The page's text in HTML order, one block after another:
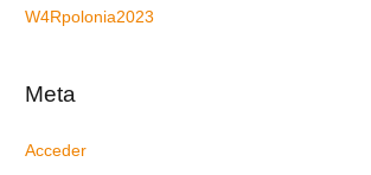
W4Rpolonia2023
Meta
Acceder